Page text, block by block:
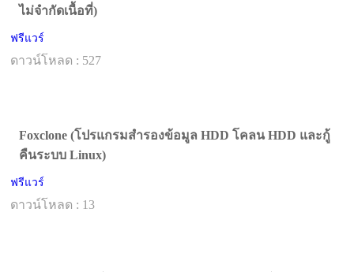
ไม่จำกัดเนื้อที่)
ฟรีแวร์
ดาวน์โหลด : 527
Foxclone (โปรแกรมสำรองข้อมูล HDD โคลน HDD และกู้
คืนระบบ Linux)
ฟรีแวร์
ดาวน์โหลด : 13